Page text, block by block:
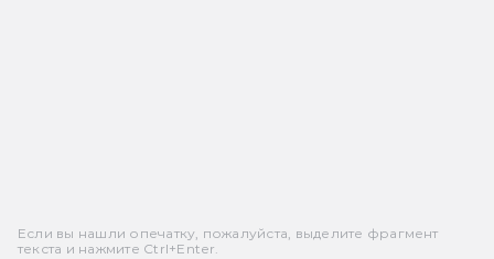
Если вы нашли опечатку, пожалуйста, выделите фрагмент
текста и нажмите Ctrl+Enter.